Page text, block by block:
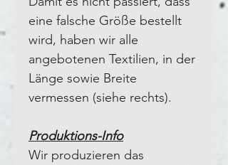
eine falsche Größe bestellt
wird, haben wir alle
angebotenen Textilien, in der
Länge sowie Breite
vermessen (siehe rechts).
Produktions-Info
Wir produzieren das